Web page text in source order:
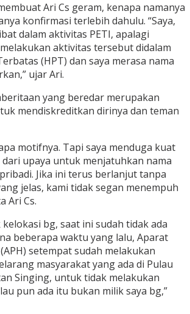
Ari Cs geram, kenapa namanya
konfirmasi terlebih dahulu. “Saya,
dalam aktivitas PETI, apalagi
aktivitas tersebut didalam
(HPT) dan saya merasa nama
ujar Ari.
yang beredar merupakan
mendiskreditkan dirinya dan teman
motifnya. Tapi saya menduga kuat
upaya untuk menjatuhkan nama
Jika ini terus berlanjut tanpa
jelas, kami tidak segan menempuh
Ari Cs.
kelokasi bg, saat ini sudah tidak ada
beberapa waktu yang lalu, Aparat
setempat sudah melakukan
masyarakat yang ada di Pulau
Singing, untuk tidak melakukan
pun ada itu bukan milik saya bg,”